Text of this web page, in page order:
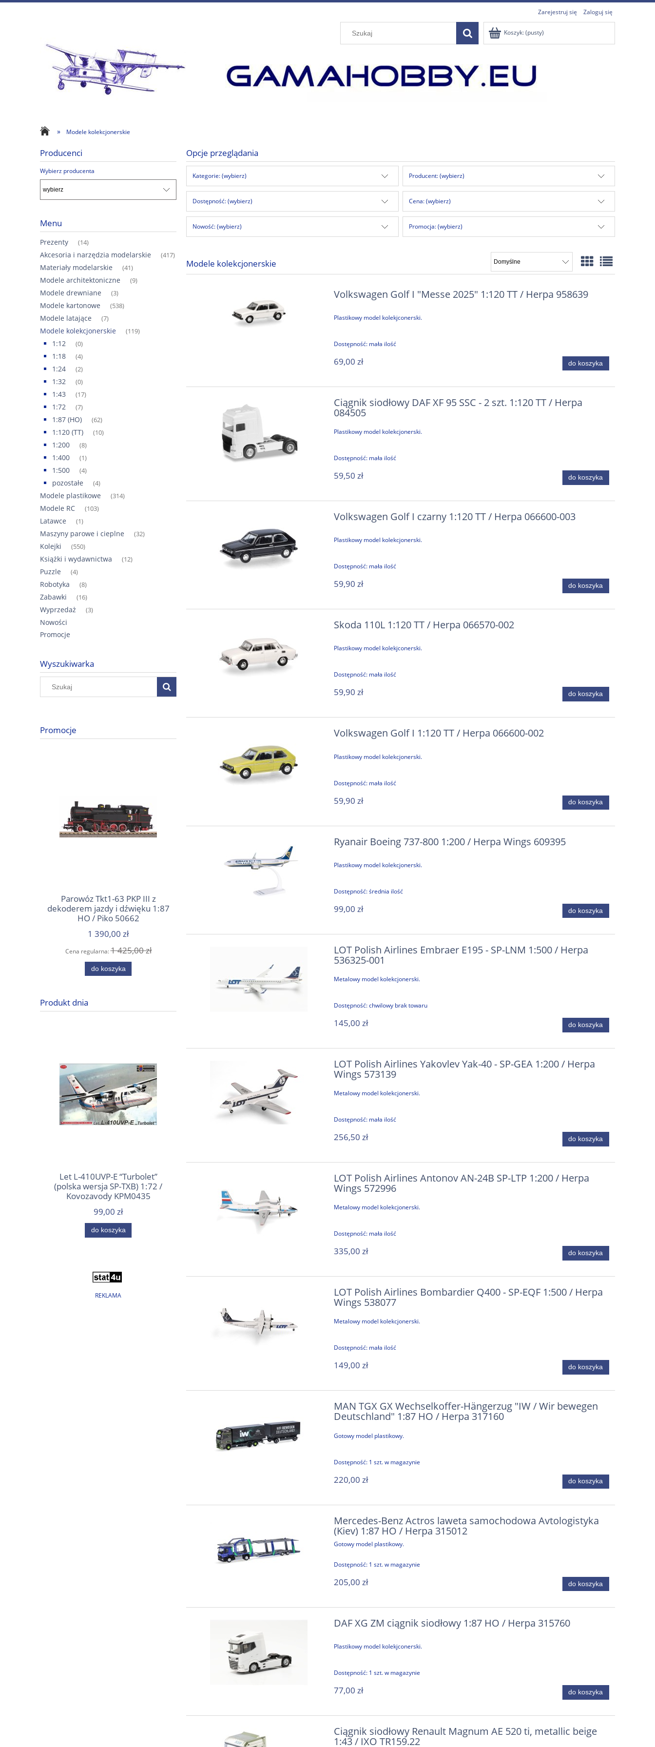
Zarejestruj się Zaloguj się
Koszyk:(pusty)
» Modele kolekcjonerskie
Producenci
Wybierz producenta
Menu
Prezenty (14)
Akcesoria i narzędzia modelarskie (417)
Materiały modelarskie (41)
Modele architektoniczne (9)
Modele drewniane (3)
Modele kartonowe (538)
Modele latające (7)
Modele kolekcjonerskie (119)
1:12 (0)
1:18 (4)
1:24 (2)
1:32 (0)
1:43 (17)
1:72 (7)
1:87 (HO) (62)
1:120 (TT) (10)
1:200 (8)
1:400 (1)
1:500 (4)
pozostałe (4)
Modele plastikowe (314)
Modele RC (103)
Latawce (1)
Maszyny parowe i cieplne (32)
Kolejki (550)
Książki i wydawnictwa (12)
Puzzle (4)
Robotyka (8)
Zabawki (16)
Wyprzedaż (3)
Nowości
Promocje
Wyszukiwarka
Promocje
Parowóz Tkt1-63 PKP III z
dekoderem jazdy i dźwięku 1:87
HO / Piko 50662
1 390,00 zł
Cena regularna:1 425,00 zł
do koszyka
Wilesco D100E - zestaw
675,00 zł
PZL M18B Dromader polski samolot
gaśniczy w barwach Greckich Sił
169,00 zł
Cena regularna:195,00 zł
Produkt dnia
Let L-410UVP-E “Turbolet”
(polska wersja SP-TXB) 1:72 /
Kovozavody KPM0435
99,00 zł
do koszyka
REKLAMA
Opcje przeglądania
Kategorie: (wybierz) Producent: (wybierz)
Dostępność: (wybierz) Cena: (wybierz)
Nowość: (wybierz) Promocja: (wybierz)
Modele kolekcjonerskie
Volkswagen Golf I "Messe 2025" 1:120 TT / Herpa 958639
Plastikowy model kolekjconerski.
Dostępność: mała ilość
69,00 zł do koszyka
Ciągnik siodłowy DAF XF 95 SSC - 2 szt. 1:120 TT / Herpa
084505
Plastikowy model kolekcjonerski.
Dostępność: mała ilość
59,50 zł do koszyka
Volkswagen Golf I czarny 1:120 TT / Herpa 066600-003
Plastikowy model kolekcjonerski.
Dostępność: mała ilość
59,90 zł do koszyka
Skoda 110L 1:120 TT / Herpa 066570-002
Plastikowy model kolekjconerski.
Dostępność: mała ilość
59,90 zł do koszyka
Volkswagen Golf I 1:120 TT / Herpa 066600-002
Plastikowy model kolekcjonerski.
Dostępność: mała ilość
59,90 zł do koszyka
Ryanair Boeing 737-800 1:200 / Herpa Wings 609395
Plastikowy model kolekcjonerski.
Dostępność:średnia ilość
99,00 zł do koszyka
LOT Polish Airlines Embraer E195 - SP-LNM 1:500 / Herpa
536325-001
Metalowy model kolekcjonerski.
Dostępność:chwilowy brak towaru
145,00 zł do koszyka
LOT Polish Airlines Yakovlev Yak-40 - SP-GEA 1:200 / Herpa
Wings 573139
Metalowy model kolekcjonerski.
Dostępność: mała ilość
256,50 zł do koszyka
LOT Polish Airlines Antonov AN-24B SP-LTP 1:200 / Herpa
Wings 572996
Metalowy model kolekcjonerski.
Dostępność: mała ilość
335,00 zł do koszyka
LOT Polish Airlines Bombardier Q400 - SP-EQF 1:500 / Herpa
Wings 538077
Metalowy model kolekcjonerski.
Dostępność: mała ilość
149,00 zł do koszyka
MAN TGX GX Wechselkoffer-Hängerzug "IW / Wir bewegen
Deutschland" 1:87 HO / Herpa 317160
Gotowy model plastikowy.
Dostępność: 1 szt. w magazynie
220,00 zł do koszyka
Mercedes-Benz Actros laweta samochodowa Avtologistyka
(Kiev) 1:87 HO / Herpa 315012
Gotowy model plastikowy.
Dostępność: 1 szt. w magazynie
205,00 zł do koszyka
DAF XG ZM ciągnik siodłowy 1:87 HO / Herpa 315760
Plastikowy model kolekjconerski.
Dostępność: 1 szt. w magazynie
77,00 zł do koszyka
Ciągnik siodłowy Renault Magnum AE 520 ti, metallic beige
1:43 / IXO TR159.22